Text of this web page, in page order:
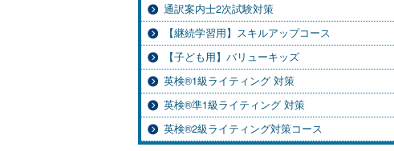
通訳案内士2次試験対策
【継続学習用】スキルアップコース
【子ども用】バリューキッズ
英検®1級ライティング 対策
英検®準1級ライティング 対策
英検®2級ライティング対策コース